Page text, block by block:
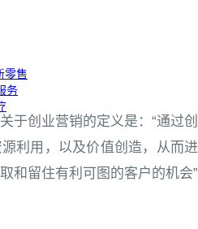
零售
务
于创业营销的定义是：“通过创
利用，以及价值创造，从而进
和留住有利可图的客户的机会”